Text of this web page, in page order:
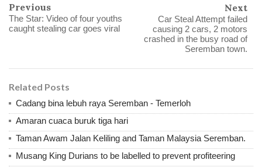
Previous
The Star: Video of four youths
caught stealing car goes viral
Next
Car Steal Attempt failed
causing 2 cars, 2 motors
crashed in the busy road of
Seremban town.
Related Posts
Cadang bina lebuh raya Seremban - Temerloh
Amaran cuaca buruk tiga hari
Taman Awam Jalan Keliling and Taman Malaysia Seremban.
Musang King Durians to be labelled to prevent profiteering